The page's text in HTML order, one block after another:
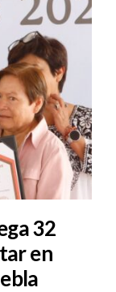
32
en